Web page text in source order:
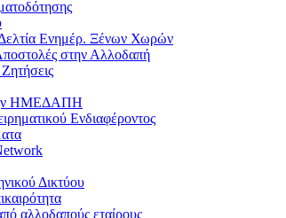
Ενημέρ. Ξένων Χωρών
στην Αλλοδαπή
ΗΜΕΔΑΠΗ
Ενδιαφέροντος
Δικτύου
αλλοδαπούς εταίρους